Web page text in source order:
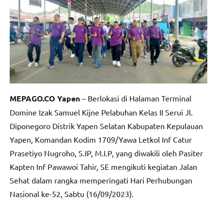
MEPAGO.CO Yapen – Berlokasi di Halaman Terminal
Domine Izak Samuel Kijne Pelabuhan Kelas II Serui Jl.
Diponegoro Distrik Yapen Selatan Kabupaten Kepulauan
Yapen, Komandan Kodim 1709/Yawa Letkol Inf Catur
Prasetiyo Nugroho, S.IP, M.I.P, yang diwakili oleh Pasiter
Kapten Inf Pawawoi Tahir, SE mengikuti kegiatan Jalan
Sehat dalam rangka memperingati Hari Perhubungan
Nasional ke-52, Sabtu (16/09/2023).